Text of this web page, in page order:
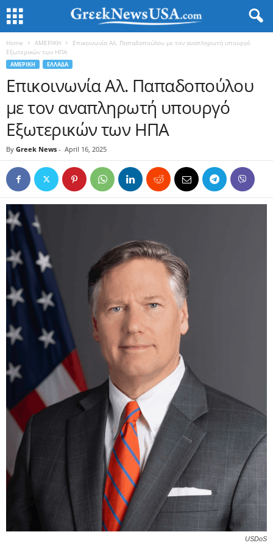
Home ΑΜΕΡΙΚΗ
Επικοινωνία Αλ. Παπαδοπούλου με τον αναπληρωτή υπουργό
Εξωτερικών των ΗΠΑ
ΑΜΕΡΙΚΗ ΕΛΛΑΔΑ
Επικοινωνία Αλ. Παπαδοπούλου
με τον αναπληρωτή υπουργό
Εξωτερικών των ΗΠΑ
By Greek News - April 16, 2025
USDoS